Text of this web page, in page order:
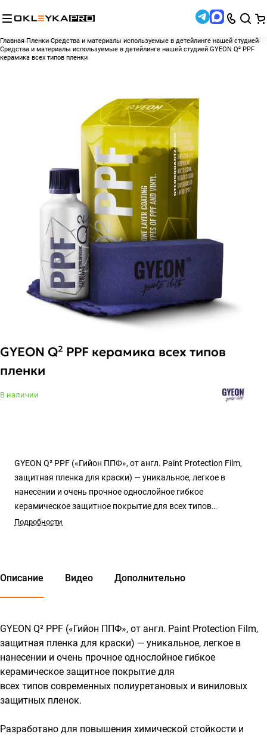
Главная Пленки Средства и материалы используемые в детейлинге нашей студией
Средства и материалы используемые в детейлинге нашей студией GYEON Q² PPF
керамика всех типов пленки
GYEON Q² PPF керамика всех типов
пленки
В наличии
GYEON Q² PPF («Гийон ППФ», от англ. Paint Protection Film,
защитная пленка для краски) — уникальное, легкое в
нанесении и очень прочное однослойное гибкое
керамическое защитное покрытие для всех типов
современных полиуретановых и виниловых защитных
Подробности
Описание Видео Дополнительно
GYEON Q² PPF («Гийон ППФ», от англ. Paint Protection Film,
защитная пленка для краски) — уникальное, легкое в
нанесении и очень прочное однослойное гибкое
керамическое защитное покрытие для
всех типов современных полиуретановых и виниловых
защитных пленок.
Разработано для повышения химической стойкости и